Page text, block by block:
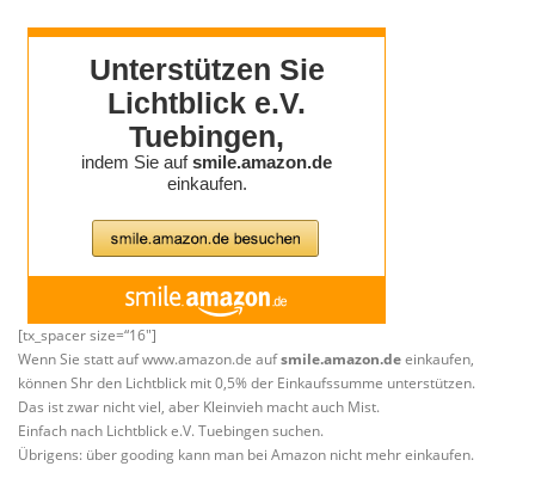
[tx_spacer size=“16″]
Wenn Sie statt auf www.amazon.de aufsmile.amazon.deeinkaufen,
können Shr den Lichtblick mit 0,5% der Einkaufssumme unterstützen.
Das ist zwar nicht viel, aber Kleinvieh macht auch Mist.
Einfach nach Lichtblick e.V. Tuebingen suchen.
Übrigens: über gooding kann man bei Amazon nicht mehr einkaufen.